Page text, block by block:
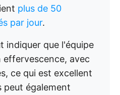
plus de 50
par jour.
indiquer que l'équipe
avec
ce qui est excellent
peut également